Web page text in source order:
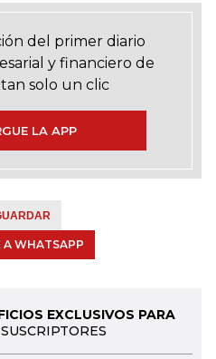
del primer diario
y financiero de
solo un clic
LA APP
A WHATSAPP
EXCLUSIVOS PARA